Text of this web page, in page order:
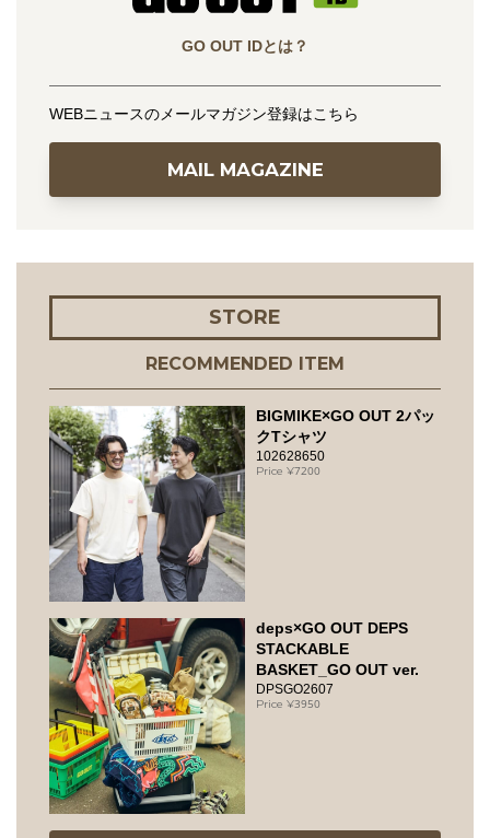
GO OUT IDとは？
WEBニュースのメールマガジン登録はこちら
MAIL MAGAZINE
STORE
RECOMMENDED ITEM
BIGMIKE×GO OUT 2パッ
クTシャツ
102628650
7200
deps×GO OUT DEPS
STACKABLE
BASKET_GO OUT ver.
DPSGO2607
3950